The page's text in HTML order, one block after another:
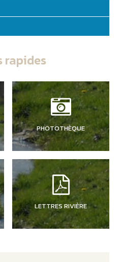
rapides
PHOTOTHÈQUE
LETTRES RIVIÈRE